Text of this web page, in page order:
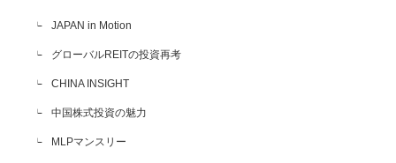
JAPAN in Motion
グローバルREITの投資再考
CHINA INSIGHT
中国株式投資の魅力
MLPマンスリー